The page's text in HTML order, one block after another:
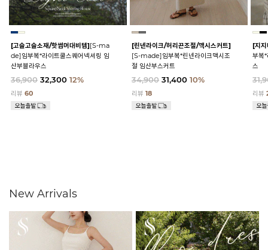
[고슬고슬소재/핫썸머대비템][S-ma
de]임부복*라이트쿨스퀘어넥셔링 임
산부블라우스
36,900 32,300 12%
리뷰 60
[린넨라이크/허리끈조절/맥시스커트]
[S-made]임부복*린넨라이크맥시조
절 임산부스커트
34,900 31,400 10%
리뷰18
[지
부복
스
리뷰
New Arrivals